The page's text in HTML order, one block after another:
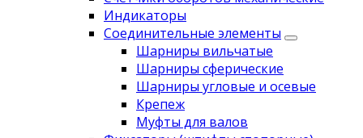
Индикаторы
Соединительные элементы
Шарниры вильчатые
Шарниры сферические
Шарниры угловые и осевые
Крепеж
Муфты для валов